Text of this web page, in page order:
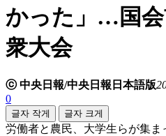
かった」…国
衆大会
ⓒ 中央日報/中央日報日本語版
0
글자 작게 글자 크게
労働者と農民、大学生らが集